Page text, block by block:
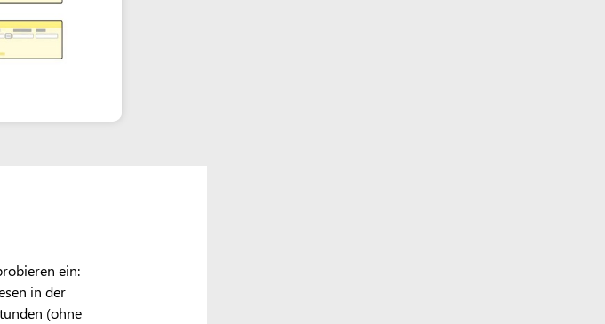
ein:
in der
(ohne